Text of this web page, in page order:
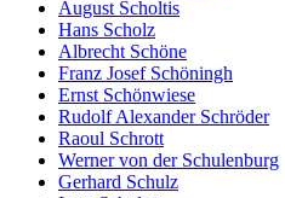
August Scholtis
Hans Scholz
Albrecht Schöne
Franz Josef Schöningh
Ernst Schönwiese
Rudolf Alexander Schröder
Raoul Schrott
Werner von der Schulenburg
Gerhard Schulz